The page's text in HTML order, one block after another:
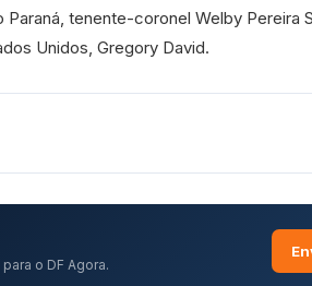
tenente-coronel Welby Pereira
Unidos, Gregory David.
o DF Agora.